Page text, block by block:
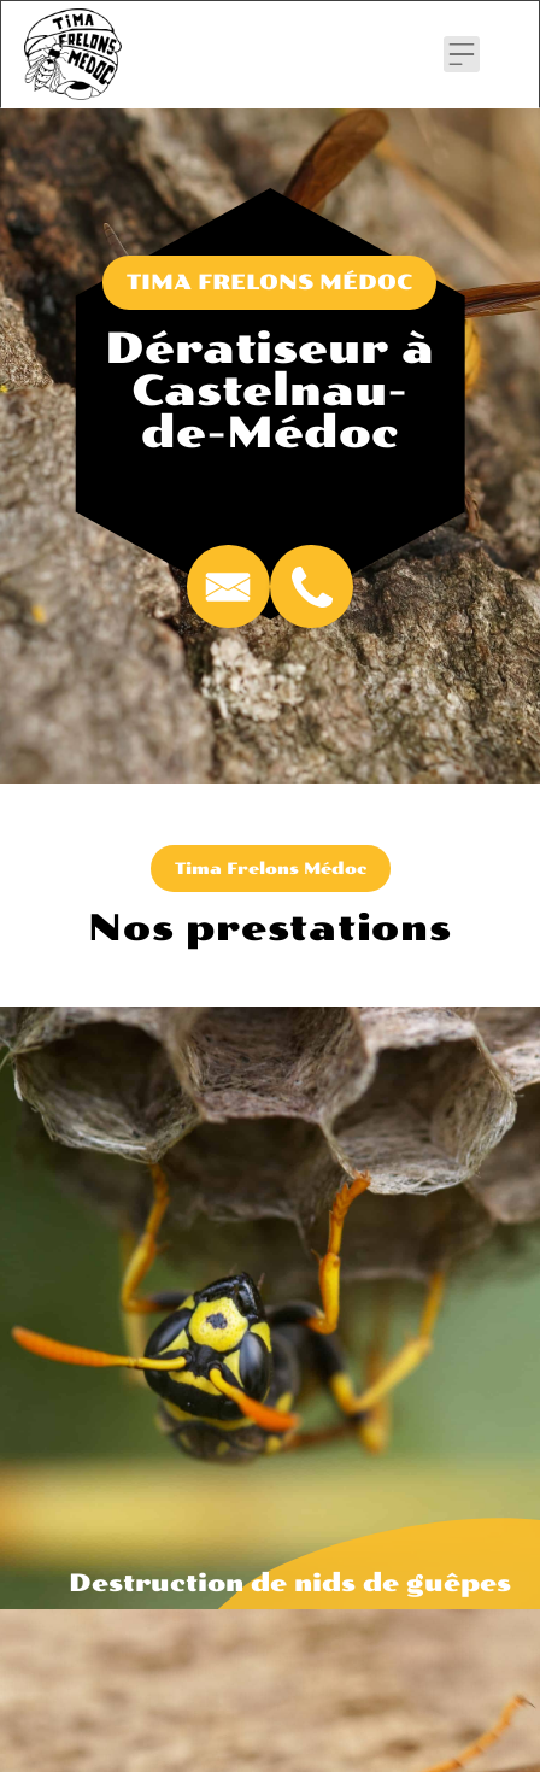
content
TIMA FRELONS MÉDOC
Dératiseur à
Castelnau-
de-Médoc
Tima Frelons Médoc
Nos prestations
Destruction de nids de guêpes